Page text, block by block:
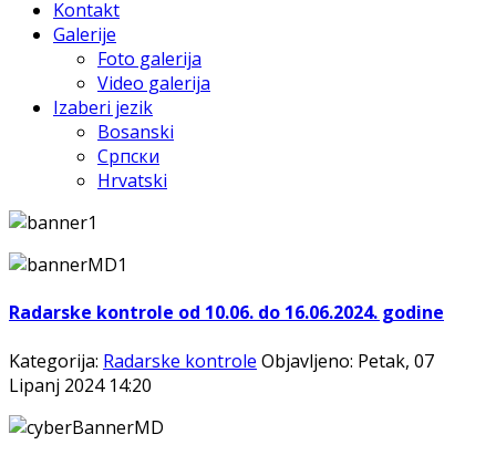
Kontakt
Galerije
Foto galerija
Video galerija
Izaberi jezik
Bosanski
Српски
Hrvatski
Radarske kontrole od 10.06. do 16.06.2024. godine
Kategorija: Radarske kontrole Objavljeno: Petak, 07
Lipanj 2024 14:20